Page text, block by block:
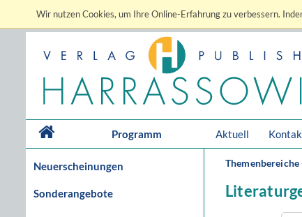
Wir nutzen Cookies, um Ihre Online-Erfahrung zu verbessern.
Programm Aktuell
Neuerscheinungen
Sonderangebote
Themenbereiche